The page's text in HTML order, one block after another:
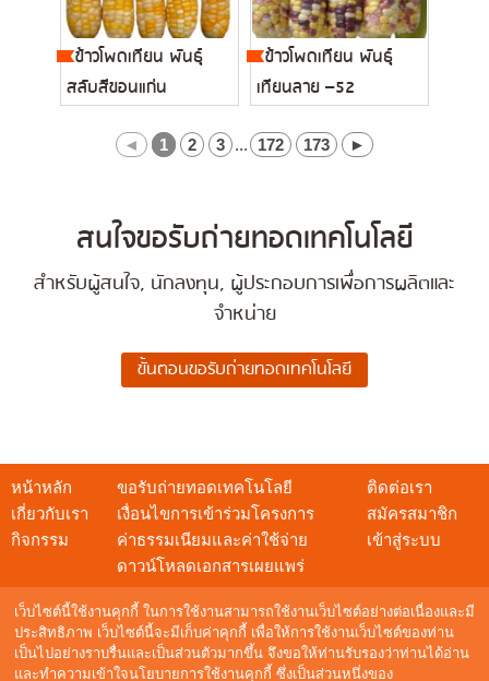
เว็บไซต์นี้ใช้งานคุกกี้ ในการใช้งานสามารถใช้งานเว็บไซต์อย่างต่อเนื่องและมี
ประสิทธิภาพ เว็บไซต์นี้จะมีเก็บค่าคุกกี้ เพื่อให้การใช้งานเว็บไซต์ของท่าน
เป็นไปอย่างราบรื่นและเป็นส่วนตัวมากขึ้น จึงขอให้ท่านรับรองว่าท่านได้อ่าน
และทำความเข้าใจนโยบายการใช้งานคุกกี้ ซึ่งเป็นส่วนหนึ่งของ
ข้าวโพดเทียน พันธุ์
สลับสีขอนแก่น
ข้าวโพดเทียน พันธุ์
เทียนลาย –52
◄ 1 2 3 ... 172 173 ►
สนใจขอรับถ่ายทอดเทคโนโลยี
สำหรับผู้สนใจ, นักลงทุน, ผู้ประกอบการเพื่อการผลิตและ
จำหน่าย
หน้าหลัก
เกี่ยวกับเรา
กิจกรรม
ขอรับถ่ายทอดเทคโนโลยี
เงื่อนไขการเข้าร่วมโครงการ
ค่าธรรมเนียมและค่าใช้จ่าย
ดาวน์โหลดเอกสารเผยแพร่
ติดต่อเรา
สมัครสมาชิก
เข้าสู่ระบบ
สอบถามข้อมูล